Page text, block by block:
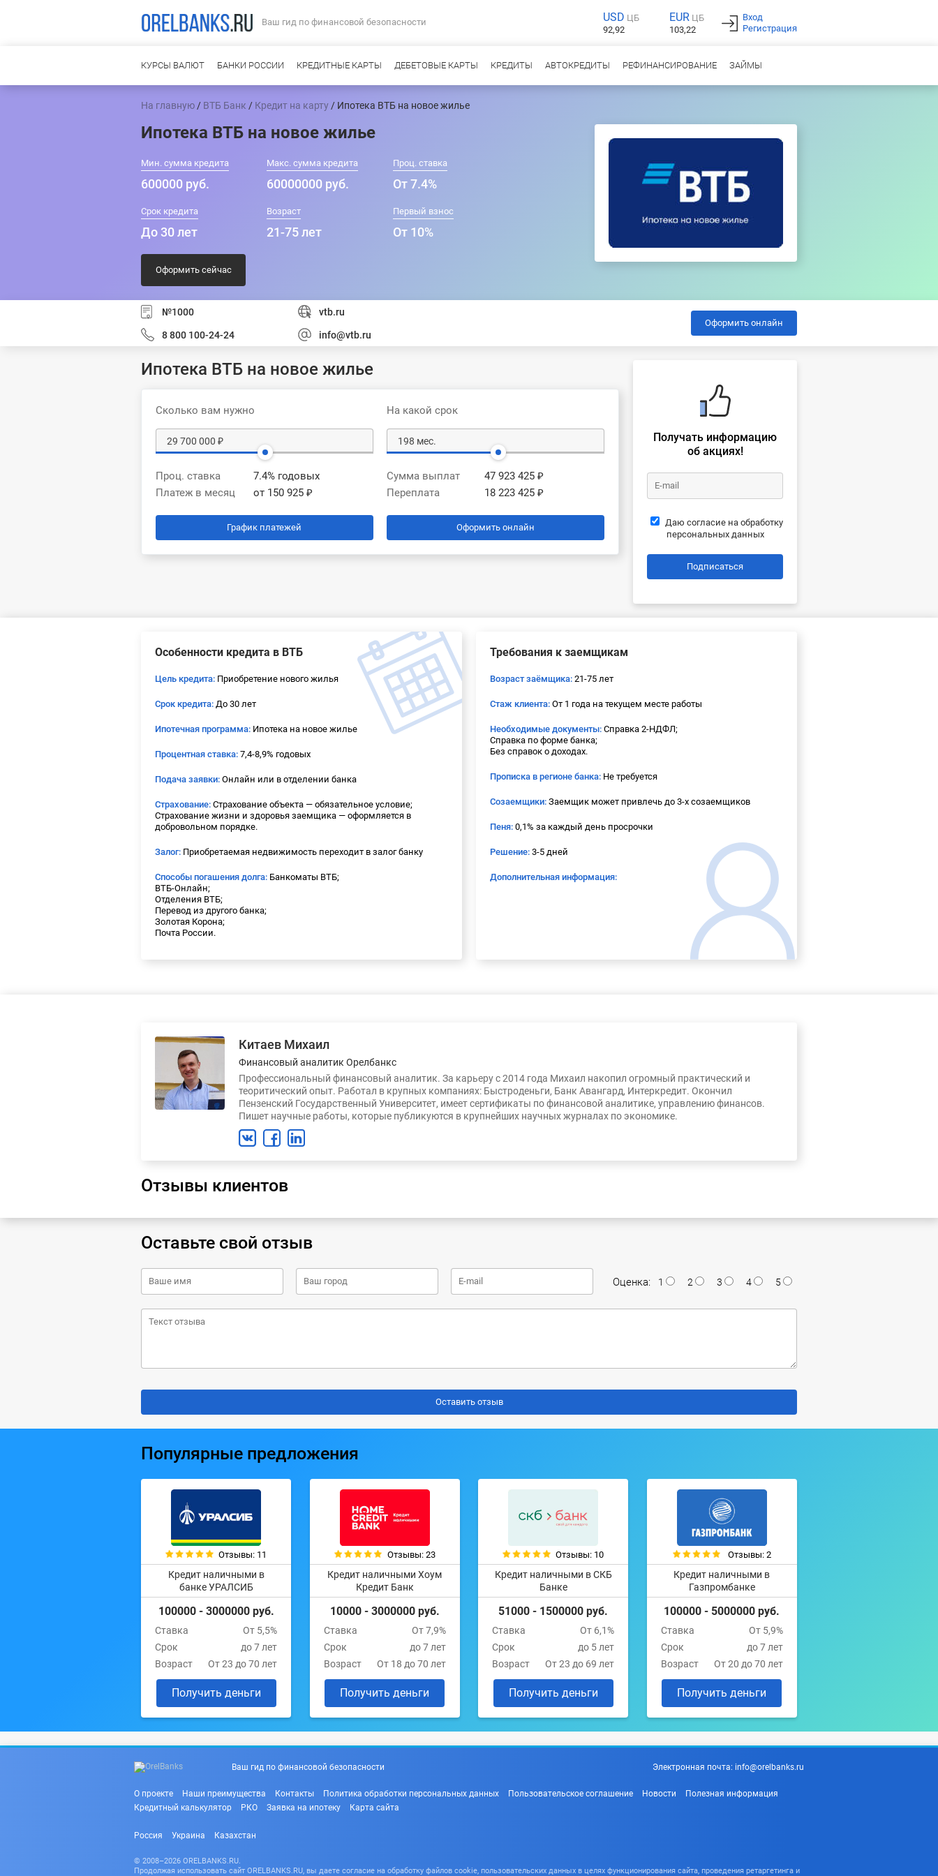
Ваш гид по финансовой безопасности USD ЦБ
92,92
EUR ЦБ
103,22
Вход
Регистрация
КУРСЫ ВАЛЮТ БАНКИ РОССИИ КРЕДИТНЫЕ КАРТЫ ДЕБЕТОВЫЕ КАРТЫ КРЕДИТЫ АВТОКРЕДИТЫ РЕФИНАНСИРОВАНИЕ ЗАЙМЫ
На главную / ВТБ Банк / Кредит на карту / Ипотека ВТБ на новое жилье
Ипотека ВТБ на новое жилье
Мин. сумма кредита
600000 руб.
Макс. сумма кредита
60000000 руб.
Проц. ставка
От 7.4%
Срок кредита
До 30 лет
Возраст
21-75 лет
Первый взнос
От 10%
Оформить сейчас
№1000 vtb.ru
8 800 100-24-24 info@vtb.ru
Оформить онлайн
Ипотека ВТБ на новое жилье
Сколько вам нужно На какой срок
Проц. ставка
7.4% годовых
Платеж в месяц
от 150 925 ₽
Сумма выплат
47 923 425 ₽
Переплата
18 223 425 ₽
График платежей Оформить онлайн
Получать информацию
об акциях!
Даю согласие на обработку
персональных данных
Подписаться
Особенности кредита в ВТБ
Цель кредита: Приобретение нового жилья
Срок кредита: До 30 лет
Ипотечная программа: Ипотека на новое жилье
Процентная ставка: 7,4-8,9% годовых
Подача заявки: Онлайн или в отделении банка
Страхование: Страхование объекта — обязательное условие;
Страхование жизни и здоровья заемщика — оформляется в
добровольном порядке.
Залог: Приобретаемая недвижимость переходит в залог банку
Способы погашения долга: Банкоматы ВТБ;
ВТБ-Онлайн;
Отделения ВТБ;
Перевод из другого банка;
Золотая Корона;
Почта России.
Требования к заемщикам
Возраст заёмщика: 21-75 лет
Стаж клиента: От 1 года на текущем месте работы
Необходимые документы: Справка 2-НДФЛ;
Справка по форме банка;
Без справок о доходах.
Прописка в регионе банка: Не требуется
Созаемщики: Заемщик может привлечь до 3-х созаемщиков
Пеня: 0,1% за каждый день просрочки
Решение: 3-5 дней
Дополнительная информация:
Китаев Михаил
Финансовый аналитик Орелбанкс
Профессиональный финансовый аналитик. За карьеру с 2014 года Михаил накопил огромный практический и
теоритический опыт. Работал в крупных компаниях: Быстроденьги, Банк Авангард, Интеркредит. Окончил
Пензенский Государственный Университет, имеет сертификаты по финансовой аналитике, управлению финансов.
Пишет научные работы, которые публикуются в крупнейших научных журналах по экономике.
Отзывы клиентов
Оставьте свой отзыв
Оценка: 1 2 3 4 5
Популярные предложения
Отзывы: 11
Кредит наличными в
банке УРАЛСИБ
100000 - 3000000 руб.
Ставка
От 5,5%
Срок
до 7 лет
Возраст
От 23 до 70 лет
Получить деньги
Отзывы: 23
Кредит наличными Хоум
Кредит Банк
10000 - 3000000 руб.
Ставка
От 7,9%
Срок
до 7 лет
Возраст
От 18 до 70 лет
Получить деньги
Отзывы: 10
Кредит наличными в СКБ
Банке
51000 - 1500000 руб.
Ставка
От 6,1%
Срок
до 5 лет
Возраст
От 23 до 69 лет
Получить деньги
Отзывы: 2
Кредит наличными в
Газпромбанке
100000 - 5000000 руб.
Ставка
От 5,9%
Срок
до 7 лет
Возраст
От 20 до 70 лет
Получить деньги
Ваш гид по финансовой безопасности Электронная почта: info@orelbanks.ru
О проекте Наши преимущества Контакты Политика обработки персональных данных Пользовательское соглашение Новости
Полезная информация
Кредитный калькулятор
РКО Заявка на ипотеку Карта сайта
Россия Украина Казахстан
© 2008–2026 ORELBANKS.RU.
Продолжая использовать сайт ORELBANKS.RU, вы даете согласие на обработку файлов cookie, пользовательских данных в целях функционирования сайта, проведения ретаргетинга и